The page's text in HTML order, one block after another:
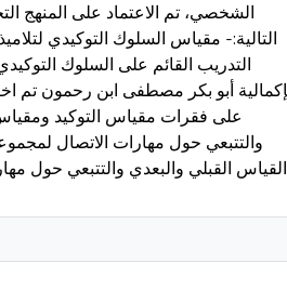
الشخصي، تم الاعتماد على المنهج
التالية:- مقياس السلوك التوكيدي
على فقرات مقياس التوكيد
والتتبعي حول مهارات الاتصال
القياس القبلي والبعدي والتتبعي حول